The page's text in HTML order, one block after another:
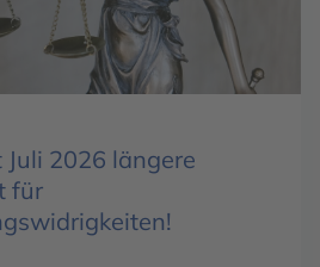
Juli 2026 längere
für